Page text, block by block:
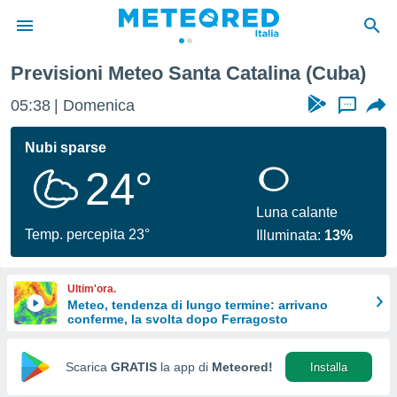
di
per
le
di
Web
Previsioni Meteo Santa Catalina (Cuba)
05:38 Domenica ...
Nubi sparse
24°
Temp. percepita 23°
Luna calante
Illuminata: 13%
Ultim'ora.
Meteo, tendenza di lungo termine: arrivano
conferme, la svolta dopo Ferragosto
Scarica GRATIS la app di Meteored! Installa